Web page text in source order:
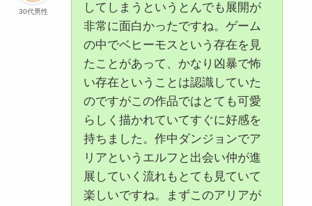
30代男性
してしまうというとんでも展開が
非常に面白かったですね。ゲーム
の中でベヒーモスという存在を見
たことがあって、かなり凶暴で怖
い存在ということは認識していた
のですがこの作品ではとても可愛
らしく描かれていてすぐに好感を
持ちました。作中ダンジョンでア
リアというエルフと出会い仲が進
展していく流れもとても見ていて
楽しいですね。まずこのアリアが